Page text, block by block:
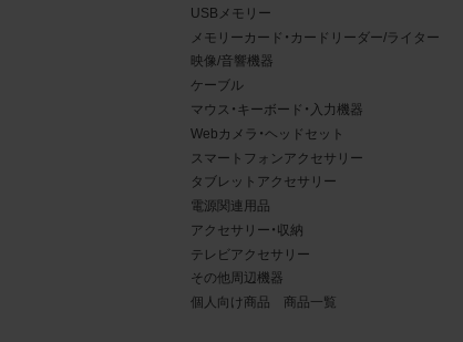
USBメモリー
メモリーカード・カードリーダー/ライター
映像/音響機器
ケーブル
マウス・キーボード・入力機器
Webカメラ・ヘッドセット
スマートフォンアクセサリー
タブレットアクセサリー
電源関連用品
アクセサリー・収納
テレビアクセサリー
その他周辺機器
個人向け商品 商品一覧